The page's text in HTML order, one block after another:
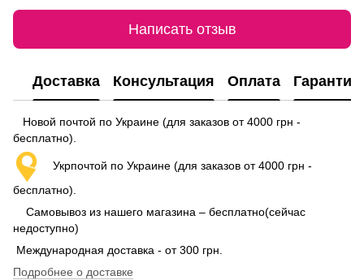
Написать отзыв
Доставка Консультация Оплата Гарантия
Новой почтой по Украине (для заказов от 4000 грн -
бесплатно).
Укрпочтой по Украине (для заказов от 4000 грн -
бесплатно).
Самовывоз из нашего магазина – бесплатно(сейчас
недоступно)
Международная доставка - от 300 грн.
Подробнее о доставке